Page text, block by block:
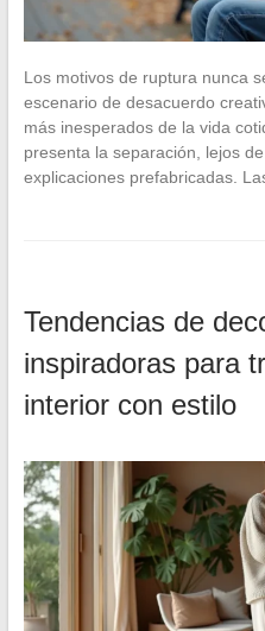
Los motivos de ruptura nunca
escenario de desacuerdo
más inesperados de la vida
presenta la separación, lejos
explicaciones prefabricadas.
Tendencias de
inspiradoras para
interior con estilo